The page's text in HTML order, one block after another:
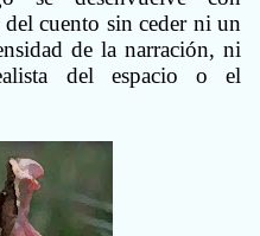
del cuento sin ceder ni un
de la narración, ni
del espacio o el